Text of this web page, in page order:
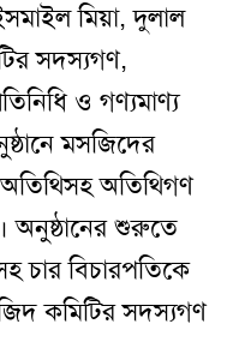
মিয়া, দুলাল
সদস্যগণ,
ও গণ্যমাণ্য
মসজিদের
অতিথিগণ
অনুষ্ঠানের শুরুতে
চার বিচারপতিকে
কমিটির সদস্যগণ